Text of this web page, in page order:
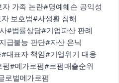
가족 논란#명예훼손 공익성
보호법#사생활 침해
#법률상담#기업파산 판례
급불능 판단#자산 은닉
#대표자 책임#기업위기 대응
#메가로펌#로펌매출순위
로벌메가로펌